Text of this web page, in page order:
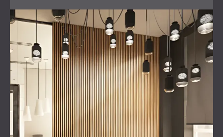
Paneele in maßgeschneiderten Formen und Abmessungen
gefertigt, um akustische Reflexionen in bestimmten
Bereichen des Raumes zu reduzieren. Dieser
maßgeschneiderte Ansatz ermöglichte eine vollständige
Integration in die Studioarchitektur und sorgte gleichzeitig
für eine ausgewogene und kontrollierte akustische
Umgebung.
Ergebnis